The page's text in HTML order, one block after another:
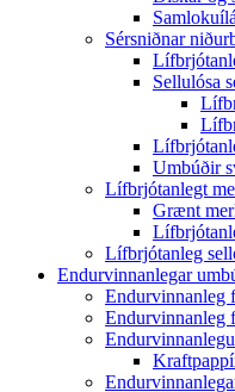
Sérsniðnar
Sellulósa
Umbúðir
Lífbrjótanlegt
Grænt
Lífbrjótanleg
Endurvinnanlegar
Endurvinnanleg
Endurvinnanleg